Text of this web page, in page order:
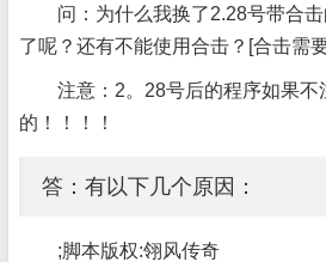
问：为什么我换了2.28号带合
了呢？还有不能使用合击？[合击需
注意：2。28号后的程序如果
的！！！！
答：有以下几个原因：
;脚本版权:翎风传奇